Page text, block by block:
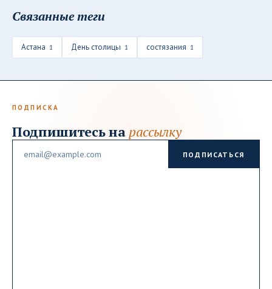
Связанные теги
Астана 1 День столицы 1 состязания 1
ПОДПИСКА
Подпишитесь на рассылку
ПОДПИСАТЬСЯ